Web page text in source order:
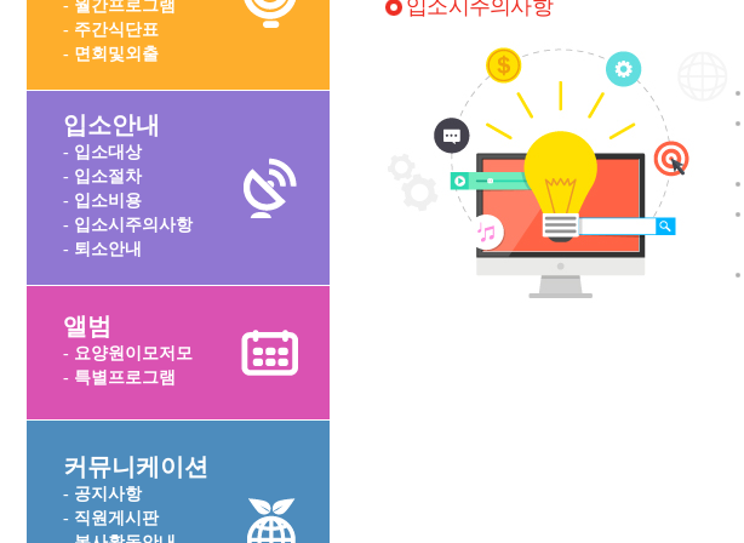
- 월간프로그램
- 주간식단표
- 면회및외출
입소안내
- 입소대상
- 입소절차
- 입소비용
- 입소시주의사항
- 퇴소안내
앨범
- 요양원이모저모
- 특별프로그램
커뮤니케이션
- 공지사항
- 직원게시판
입소시주의사항